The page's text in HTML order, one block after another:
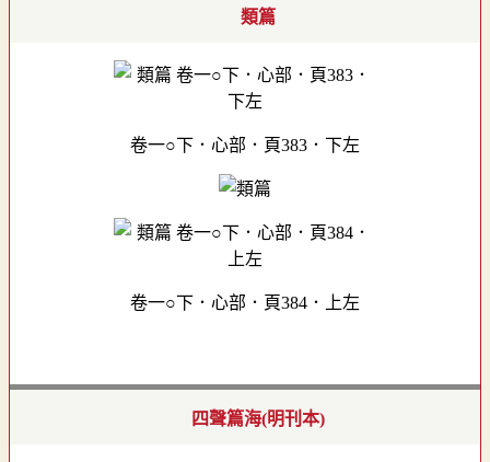
類篇
卷一○下．心部．頁383．下左
卷一○下．心部．頁384．上左
四聲篇海(明刊本)